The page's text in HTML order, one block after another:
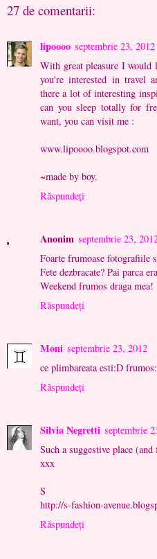
27 de comentarii:
lipoooo septembrie 23, 2012
With great pleasure I
you're interested in travel
there a lot of interesting
can you sleep totally for
want, you can visit me :
www.lipoooo.blogspot.com
~made by boy.
Răspundeți
Anonim septembrie 23,
Foarte frumoase fotografiile
Fete dezbracate? Pai parca
Weekend frumos draga mea!
Răspundeți
Moni septembrie 23, 2012
ce plimbareata esti:D
Răspundeți
Silvia Negretti septembrie
Such a suggestive place
xxx
S
http://s-fashion-
Răspundeți